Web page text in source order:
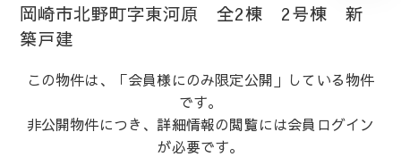
岡崎市北野町字東河原 全2棟 2号棟 新
築戸建
この物件は、「会員様にのみ限定公開」している物件
です。
非公開物件につき、詳細情報の閲覧には会員ログイン
が必要です。